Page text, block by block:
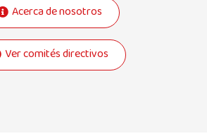
Acerca de nosotros
Ver comités directivos